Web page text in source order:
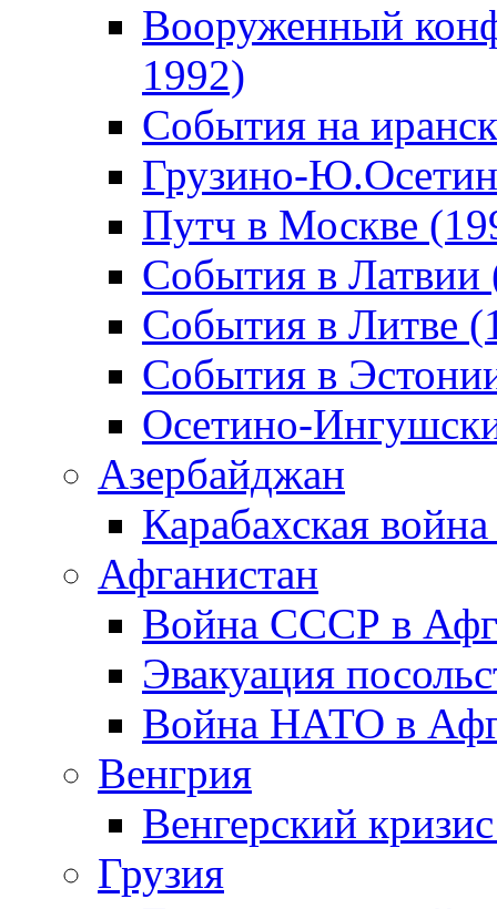
Вооруженный
1992)
События на
Грузино-
Путч в Москве
События в Латвии
События в Литве
События в
Осетино-
Азербайджан
Карабахская
Афганистан
Война СССР в
Эвакуация
Война НАТО в
Венгрия
Венгерский
Грузия